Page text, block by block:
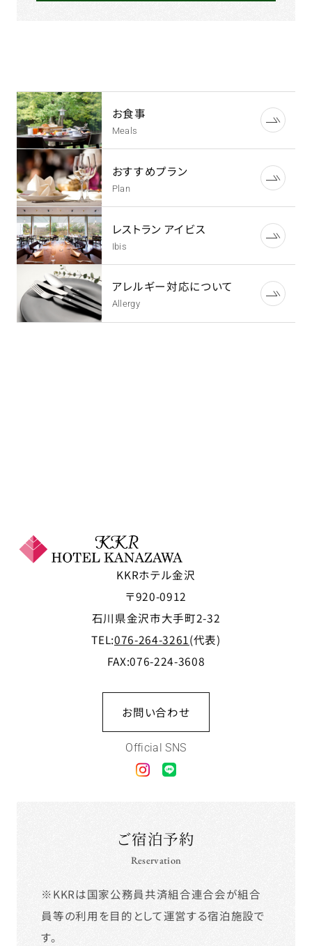
お食事
Meals
おすすめプラン
Plan
レストラン アイビス
Ibis
アレルギー対応について
Allergy
KKRホテル金沢
〒920-0912
石川県金沢市大手町2-32
TEL:076-264-3261(代表)
FAX:076-224-3608
お問い合わせ
Official SNS
ご宿泊予約
Reservation
※KKRは国家公務員共済組合連合会が組合
員等の利用を目的として運営する宿泊施設で
す。